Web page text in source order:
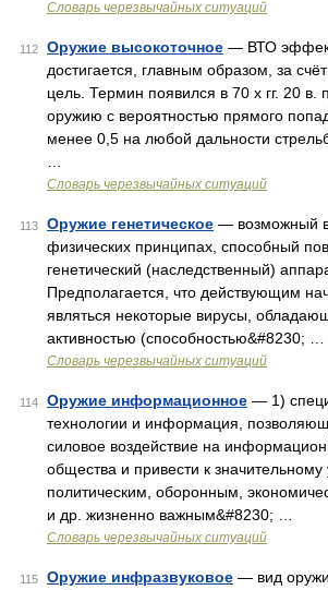
Словарь черезвычайных ситуаций
112 Оружие высокоточное — ВТО
достигается, главным образом, за
цель. Термин появился в 70 х гг. 20 в.
оружию с вероятностью прямого
менее 0,5 на любой дальности
Словарь черезвычайных ситуаций
113 Оружие генетическое — возможный
физических принципах, способный
генетический (наследственный)
Предполагается, что действующим
являться некоторые вирусы,
активностью (способностью&#8230; …
Словарь черезвычайных ситуаций
114 Оружие информационное — 1)
технологии и информация,
силовое воздействие на
общества и привести к
политическим, оборонным,
и др. жизненно важным&#8230; …
Словарь черезвычайных ситуаций
115 Оружие инфразвуковое — вид